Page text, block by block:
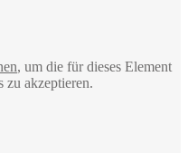
, um die für dieses Element
zu akzeptieren.